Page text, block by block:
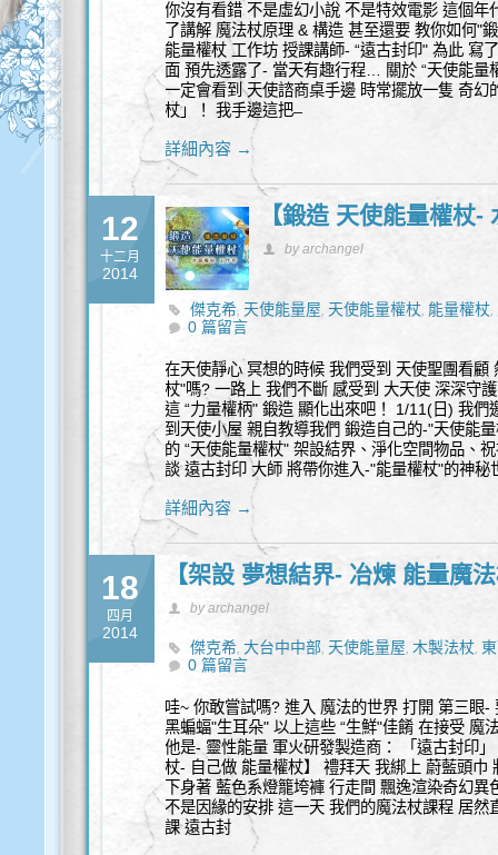
你沒有看錯 不是虛幻小說 不是特效電影 這個
了講解 魔法杖原理 & 構造 甚至還要 教你如何"
能量權杖 工作坊 授課講師- “遠古封印" 為此 寫
面 預先透露了- 當天有趣行程… 關於 “天使能量
一定會看到 天使諮商桌手邊 時常擺放一隻 奇
杖」！ 我手邊這把 ̶
詳細內容 →
12
十二月
2014
【鍛造 天使能量權杖
by archangel
傑克希, 天使能量屋, 天使能量權杖, 能量權杖,
水晶包框
0 篇留言
在天使靜心 冥想的時候 我們受到 天使聖團看顧
杖"嗎? 一路上 我們不斷 感受到 大天使 深深守
這 “力量權柄" 鍛造 顯化出來吧！ 1/11(日) 我
到天使小屋 親自教導我們 鍛造自己的-"天使能
的 “天使能量權杖" 架設結界、淨化空間物品、
談 遠古封印 大師 將帶你進入-"能量權杖"的神秘
詳細內容 →
18
四月
2014
【架設 夢想結界- 冶煉 能量魔
by archangel
傑克希,大台中中部, 天使能量屋,木製法杖,
遠古封印
0 篇留言
哇~ 你敢嘗試嗎? 進入 魔法的世界 打開 第三眼
黑蝙蝠"生耳朵" 以上這些 “生鮮"佳餚 在接受 魔
他是- 靈性能量 軍火研發製造商： 「遠古封印
杖- 自己做 能量權杖】 禮拜天 我綁上 蔚藍頭巾
下身著 藍色系燈籠垮褲 行走間 飄逸渲染奇幻
不是因緣的安排 這一天 我們的魔法杖課程 居
課 遠古封